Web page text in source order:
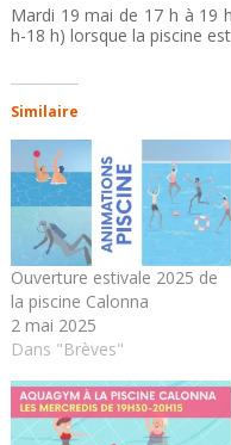
Mardi 19 mai de 17 h à 19
h-18 h) lorsque la piscine
Similaire
Ouverture estivale 2025 de
la piscine Calonna
2 mai 2025
Dans "Brèves"